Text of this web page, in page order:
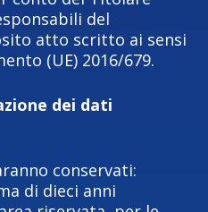
del
atto scritto ai sensi
(UE) 2016/679.
dei dati
conservati:
di dieci anni